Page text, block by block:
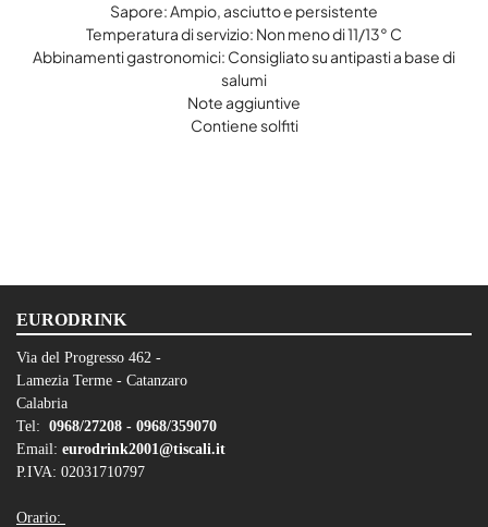
Sapore: Ampio, asciutto e persistente
Temperatura di servizio: Non meno di 11/13° C
Abbinamenti gastronomici: Consigliato su antipasti a base di
salumi
Note aggiuntive
Contiene solfiti
EURODRINK
Via del Progresso 462 -
Lamezia Terme - Catanzaro
Calabria
Tel: 0968/27208 - 0968/359070
Email: eurodrink2001@tiscali.it
P.IVA: 02031710797
Orario: